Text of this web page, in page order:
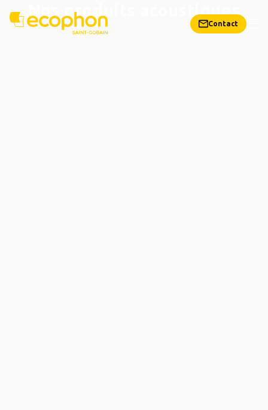
Contact
Nos produits acoustiques